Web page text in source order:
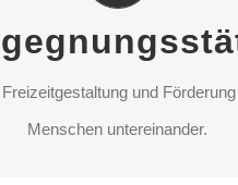
und
Menschen untereinander.
und
Menschen untereinander.